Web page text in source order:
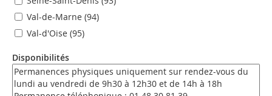
Val-de-Marne (94)
Val-d'Oise (95)
Disponibilités